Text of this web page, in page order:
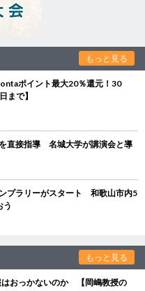
もっと見る
ポイント最大20％還元！30
まで】
直接指導 名城大学が講演会と導
プラリーがスタート 和歌山市内5
う
もっと見る
はおっかないのか 【岡嶋教授の